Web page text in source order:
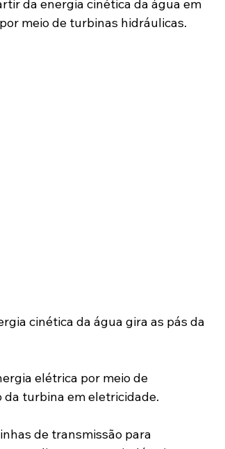
da energia cinética da água em
meio de turbinas hidráulicas.
cinética da água gira as pás da
elétrica por meio de
turbina em eletricidade.
de transmissão para